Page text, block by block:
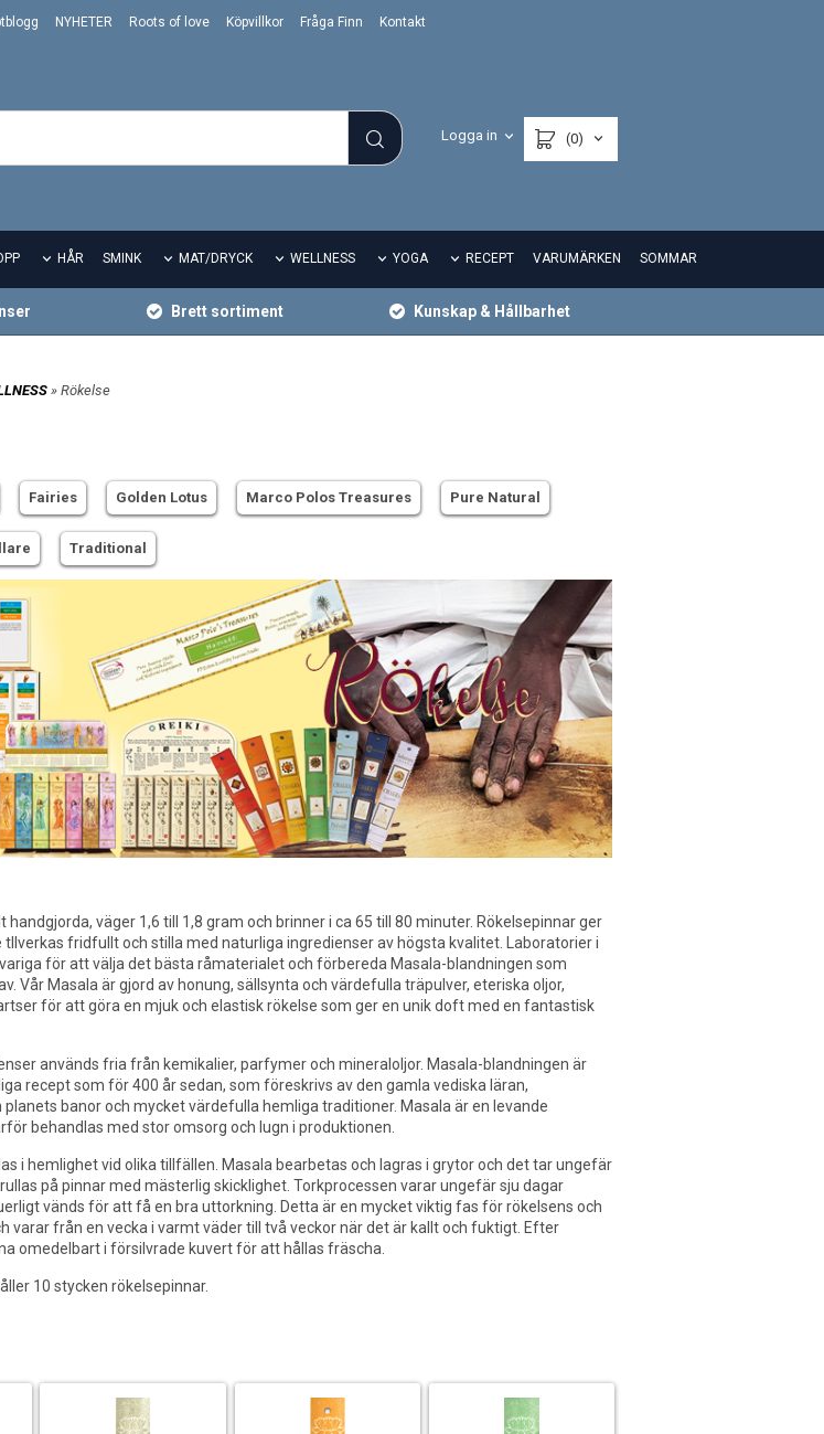
NYHETER Roots of love Köpvillkor Fråga Finn Kontakt
Logga in (0)
HÅR SMINK MAT/DRYCK WELLNESS YOGA RECEPT VARUMÄRKEN SOMMAR
Brett sortiment Kunskap & Hållbarhet
» Rökelse
Fairies Golden Lotus Marco Polos Treasures Pure Natural
Traditional
handgjorda, väger 1,6 till 1,8 gram och brinner i ca 65 till 80 minuter. Rökelsepinnar ger
tllverkas fridfullt och stilla med naturliga ingredienser av högsta kvalitet. Laboratorier i
för att välja det bästa råmaterialet och förbereda Masala-blandningen som
Vår Masala är gjord av honung, sällsynta och värdefulla träpulver, eteriska oljor,
för att göra en mjuk och elastisk rökelse som ger en unik doft med en fantastisk
används fria från kemikalier, parfymer och mineraloljor. Masala-blandningen är
recept som för 400 år sedan, som föreskrivs av den gamla vediska läran,
banor och mycket värdefulla hemliga traditioner. Masala är en levande
behandlas med stor omsorg och lugn i produktionen.
i hemlighet vid olika tillfällen. Masala bearbetas och lagras i grytor och det tar ungefär
på pinnar med mästerlig skicklighet. Torkprocessen varar ungefär sju dagar
vänds för att få en bra uttorkning. Detta är en mycket viktig fas för rökelsens och
varar från en vecka i varmt väder till två veckor när det är kallt och fuktigt. Efter
omedelbart i försilvrade kuvert för att hållas fräscha.
10 stycken rökelsepinnar.